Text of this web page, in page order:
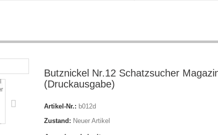
Butznickel Nr.12 Schatzsucher
(Druckausgabe)
Artikel-Nr.: b012d
Zustand: Neuer Artikel